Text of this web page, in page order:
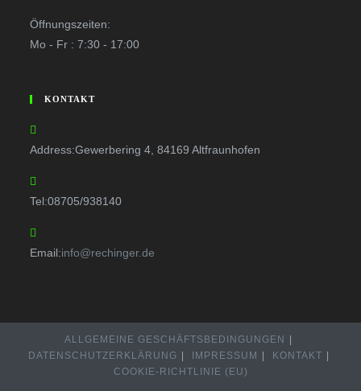
Öffnungszeiten:
Mo - Fr : 7:30 - 17:00
KONTAKT
Address:Gewerbering 4, 84169 Altfraunhofen
Tel:08705/938140
Email:info@rechinger.de
ALLGEMEINE GESCHÄFTSBEDINGUNGEN
DATENSCHUTZERKLÄRUNG
IMPRESSUM
KONTAKT
COOKIE-RICHTLINIE (EU)